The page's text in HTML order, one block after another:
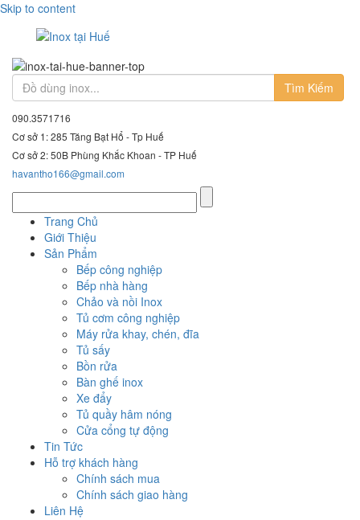
Skip to content
Tìm Kiếm
090.3571716
Cơ sở 1: 285 Tăng Bạt Hổ - Tp Huế
Cơ sở 2: 50B Phùng Khắc Khoan - TP Huế
havantho166@gmail.com
Trang Chủ
Giới Thiệu
Sản Phẩm
Bếp công nghiệp
Bếp nhà hàng
Chảo và nồi Inox
Tủ cơm công nghiệp
Máy rửa khay, chén, đĩa
Tủ sấy
Bồn rửa
Bàn ghế inox
Xe đẩy
Tủ quầy hâm nóng
Cửa cổng tự động
Tin Tức
Hỗ trợ khách hàng
Chính sách mua
Chính sách giao hàng
Liên Hệ